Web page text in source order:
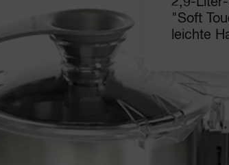
"Soft
leichte